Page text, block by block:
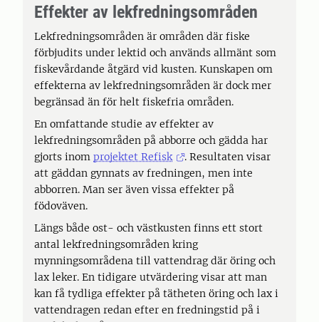
Effekter av lekfredningsområden
Lekfredningsområden är områden där fiske
förbjudits under lektid och används allmänt som
fiskevårdande åtgärd vid kusten. Kunskapen om
effekterna av lekfredningsområden är dock mer
begränsad än för helt fiskefria områden.
En omfattande studie av effekter av
lekfredningsområden på abborre och gädda har
gjorts inom projektet Refisk
. Resultaten visar
att gäddan gynnats av fredningen, men inte
abborren. Man ser även vissa effekter på
födoväven.
Längs både ost- och västkusten finns ett stort
antal lekfredningsområden kring
mynningsområdena till vattendrag där öring och
lax leker. En tidigare utvärdering visar att man
kan få tydliga effekter på tätheten öring och lax i
vattendragen redan efter en fredningstid på i